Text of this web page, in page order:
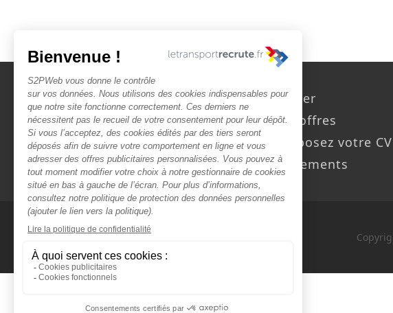
Nous contacter
Rechercher des offres
Faîtes-vous chasser ! Déposez votre CV
Actualités et évènements